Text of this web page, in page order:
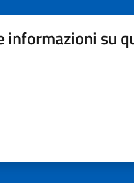
informazioni su